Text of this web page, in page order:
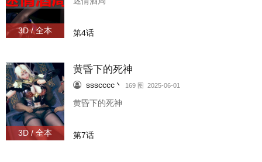
3D / 全本 第4话
3D / 全本
黄昏下的死神
ssscccc丶 169 图 2025-06-01
黄昏下的死神
第7话